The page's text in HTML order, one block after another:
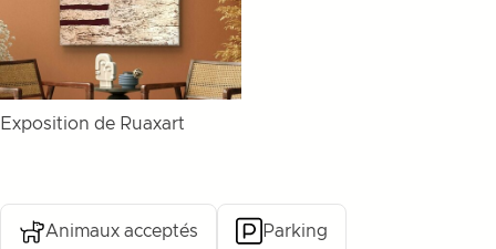
Exposition de Ruaxart
Animaux acceptés Parking